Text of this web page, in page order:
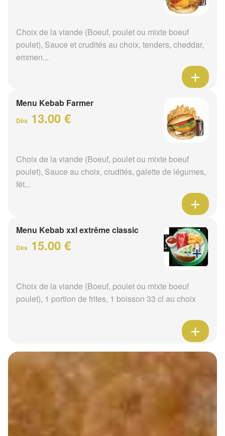
Choix de la viande (Boeuf, poulet ou mixte boeuf
poulet), Sauce et crudités au choix, tenders, cheddar,
emmen...
Menu Kebab Farmer
Dès 13.00 €
Choix de la viande (Boeuf, poulet ou mixte boeuf
poulet), Sauce au choix, crudités, galette de légumes,
fêt...
Menu Kebab xxl extrême classic
Dès 15.00 €
Choix de la viande (Boeuf, poulet ou mixte boeuf
poulet), 1 portion de frites, 1 boisson 33 cl au choix